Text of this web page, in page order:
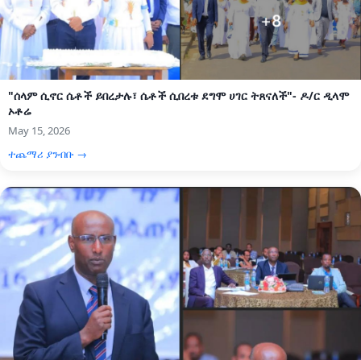
"ሰላም ሲኖር ሴቶች ይበረታሉ፣ ሴቶች ሲበረቱ ደግሞ ሀገር ትጸናለች"- ዶ/ር ዲላሞ
ኦቶሬ
May 15, 2026
ተጨማሪ ያንብቡ →